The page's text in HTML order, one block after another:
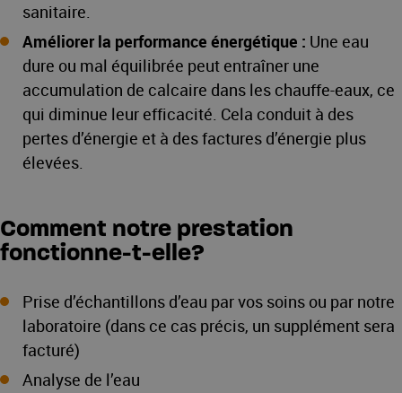
sanitaire.
Améliorer la performance énergétique : Une eau
dure ou mal équilibrée peut entraîner une
accumulation de calcaire dans les chauffe-eaux, ce
qui diminue leur efficacité. Cela conduit à des
pertes d’énergie et à des factures d’énergie plus
élevées.
Comment notre prestation
fonctionne-t-elle?
Prise d’échantillons d’eau par vos soins ou par notre
laboratoire (dans ce cas précis, un supplément sera
facturé)
Analyse de l’eau